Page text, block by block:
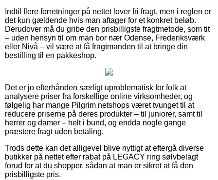
Indtil flere forretninger på nettet lover fri fragt, men i reglen er
det kun gældende hvis man aftager for et konkret beløb.
Derudover må du gribe den prisbilligste fragtmetode, som tit
– uden hensyn til om man bor nær Odense, Frederiksværk
eller Nivå – vil være at få fragtmanden til at bringe din
bestilling til en pakkeshop.
Det er jo efterhånden særligt uproblematisk for folk at
analysere priser fra forskellige online virksomheder, og
følgelig har mange Pilgrim netshops været tvunget til at
reducere priserne på deres produkter – til juniorer, samt til
herrer og damer – helt i bund, og endda nogle gange
præstere fragt uden betaling.
Trods dette kan det alligevel blive nyttigt at eftergå diverse
butikker på nettet efter rabat på LEGACY ring sølvbelagt
forud for at du shopper, sådan at man er sikret at få den
prisbilligste pris.